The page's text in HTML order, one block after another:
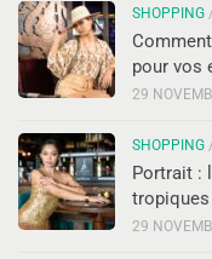
SHOPPING
pour vos
29
SHOPPING
Portrait :
tropiques
29